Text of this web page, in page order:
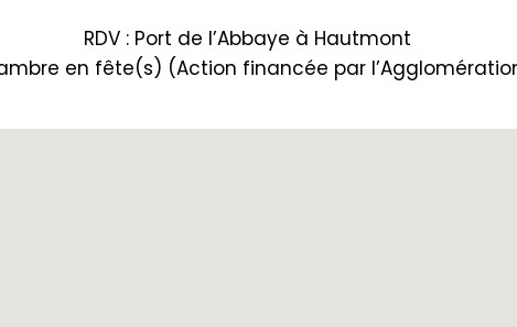
RDV : Port de l’Abbaye à Hautmont
en fête(s) (Action financée par